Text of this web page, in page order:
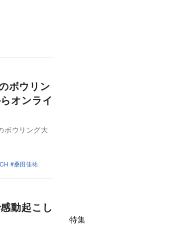
ボウリン
オンライ
ボウリング大
桑田佳祐
動起こし
特集